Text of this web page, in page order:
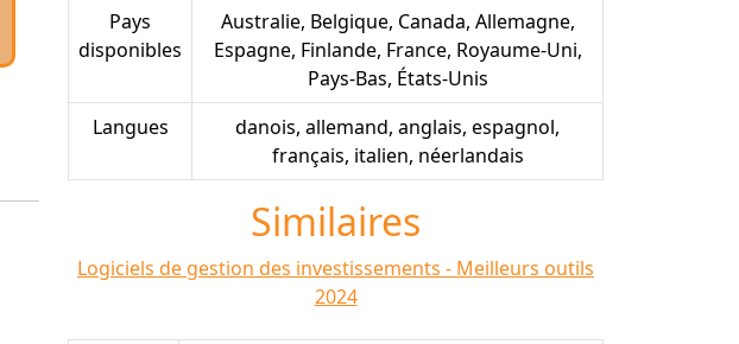
Pays
disponibles
Australie, Belgique, Canada, Allemagne,
Espagne, Finlande, France, Royaume-Uni,
Pays-Bas, États-Unis
Langues
danois, allemand, anglais, espagnol,
français, italien, néerlandais
Similaires
Logiciels de gestion des investissements - Meilleurs outils
2024